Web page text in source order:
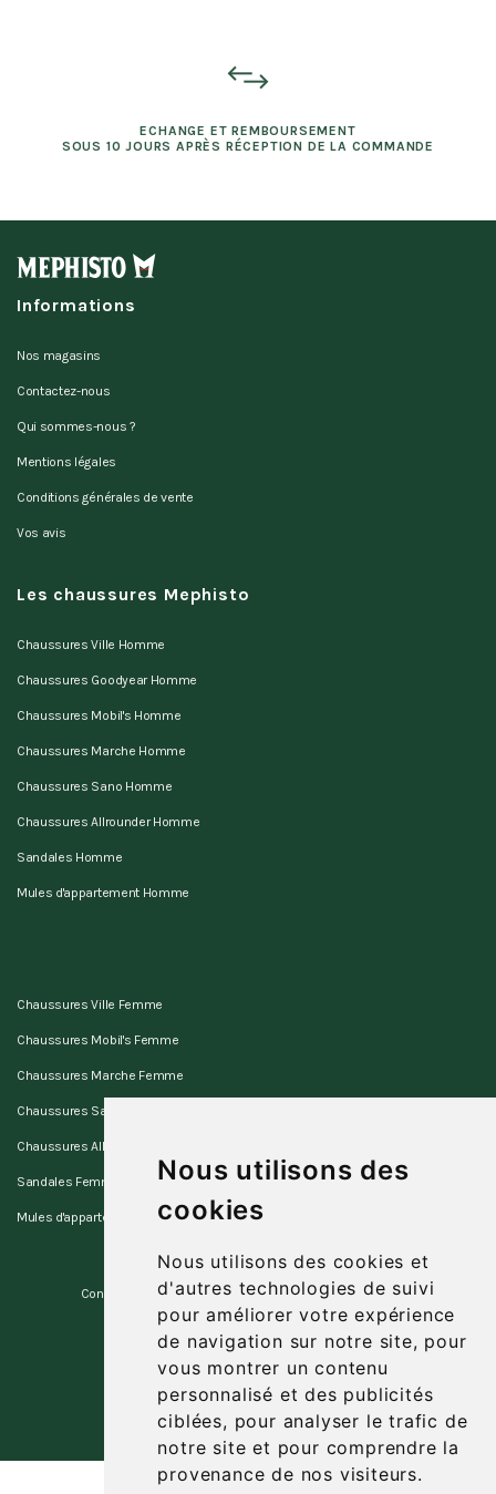
Nous utilisons des
cookies
Nous utilisons des cookies et
d'autres technologies de suivi
pour améliorer votre expérience
de navigation sur notre site, pour
vous montrer un contenu
personnalisé et des publicités
ciblées, pour analyser le trafic de
notre site et pour comprendre la
provenance de nos visiteurs.
ECHANGE ET REMBOURSEMENT
SOUS 10 JOURS APRÈS RÉCEPTION DE LA COMMANDE
Informations
Nos magasins
Contactez-nous
Qui sommes-nous ?
Mentions légales
Conditions générales de vente
Vos avis
Les chaussures Mephisto
Chaussures Ville Homme
Chaussures Goodyear Homme
Chaussures Mobil's Homme
Chaussures Marche Homme
Chaussures Sano Homme
Chaussures Allrounder Homme
Sandales Homme
Mules d'appartement Homme
Chaussures Ville Femme
Chaussures Mobil's Femme
Chaussures Marche Femme
Chaussures Sano Femme
Chaussures Allrounder Femme
Sandales Femme
Mules d'appartement Femme
Contact Favoris Plan du site
Parametre des cookies